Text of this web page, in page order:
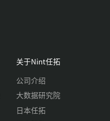
关于Nint任拓
公司介绍
大数据研究院
日本任拓